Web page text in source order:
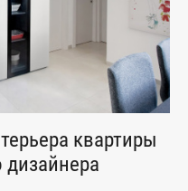
квартиры